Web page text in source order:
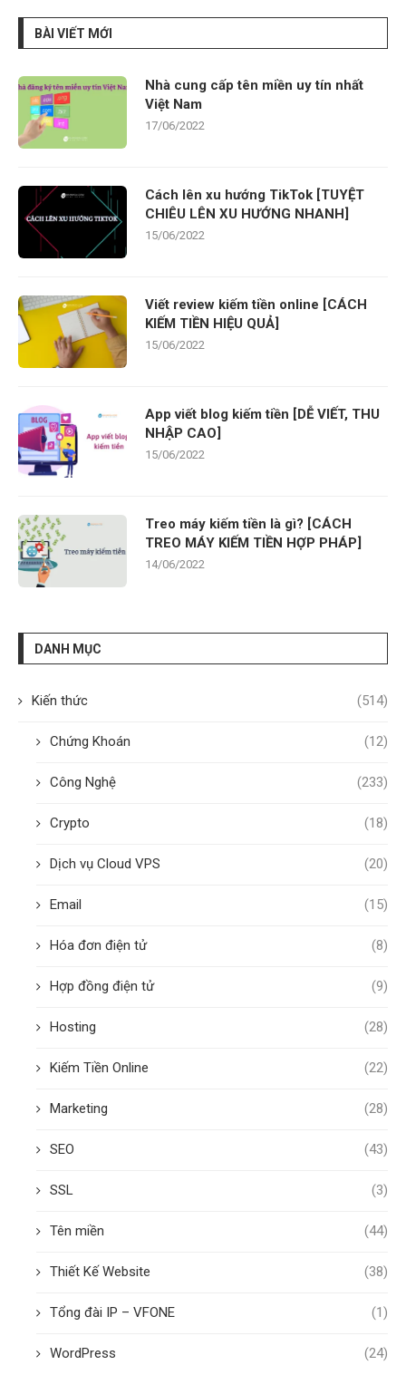
BÀI VIẾT MỚI
Nhà cung cấp tên miền uy tín nhất
Việt Nam
17/06/2022
Cách lên xu hướng TikTok [TUYỆT
CHIÊU LÊN XU HƯỚNG NHANH]
15/06/2022
Viết review kiếm tiền online [CÁCH
KIẾM TIỀN HIỆU QUẢ]
15/06/2022
App viết blog kiếm tiền [DỄ VIẾT, THU
NHẬP CAO]
15/06/2022
Treo máy kiếm tiền là gì? [CÁCH
TREO MÁY KIẾM TIỀN HỢP PHÁP]
14/06/2022
DANH MỤC
Kiến thức (514)
Chứng Khoán (12)
Công Nghệ (233)
Crypto (18)
Dịch vụ Cloud VPS (20)
Email (15)
Hóa đơn điện tử (8)
Hợp đồng điện tử (9)
Hosting (28)
Kiếm Tiền Online (22)
Marketing (28)
SEO (43)
SSL (3)
Tên miền (44)
Thiết Kế Website (38)
Tổng đài IP – VFONE (1)
WordPress (24)